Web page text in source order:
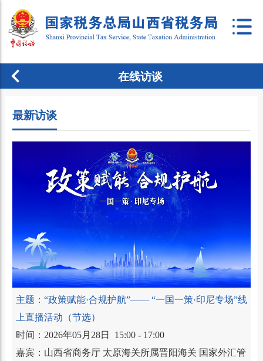
在线访谈
最新访谈
主题：“政策赋能·合规护航”—— “一国一策·印尼专场”线
上直播活动（节选）
时间：2026年05月28日 15:00 - 17:00
嘉宾：山西省商务厅 太原海关所属晋阳海关 国家外汇管